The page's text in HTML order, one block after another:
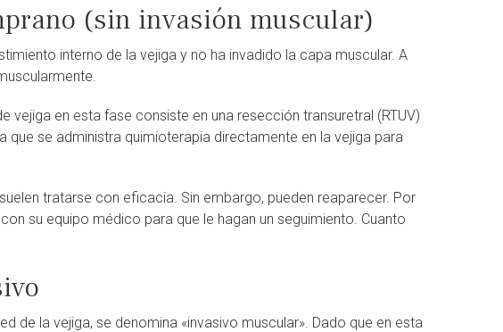
(sin invasión muscular)
interno de la vejiga y no ha invadido la capa muscular. A
en esta fase consiste en una resección transuretral (RTUV)
que se administra quimioterapia directamente en la vejiga para
tratarse con eficacia. Sin embargo, pueden reaparecer. Por
su equipo médico para que le hagan un seguimiento. Cuanto
de la vejiga, se denomina «invasivo muscular». Dado que en esta